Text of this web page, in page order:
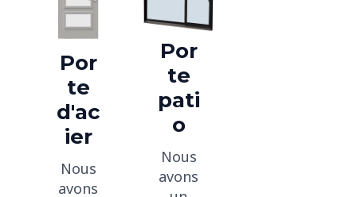
Por
te
d'ac
ier
Nous
avons
Por
te
pati
o
Nous
avons